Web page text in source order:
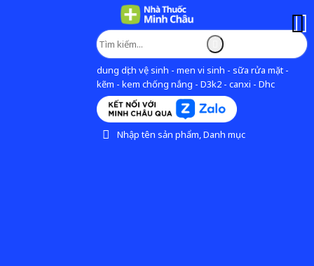
dung dịch vệ sinh - men vi sinh - sữa rửa mặt -
kẽm - kem chống nắng - D3k2 - canxi - Dhc
Nhập tên sản phẩm, Danh mục